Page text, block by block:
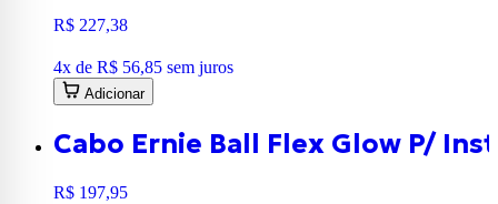
R$ 227,38
4x de R$ 56,85 sem juros
Adicionar
Cabo Ernie Ball Flex Glow P/
R$ 197,95